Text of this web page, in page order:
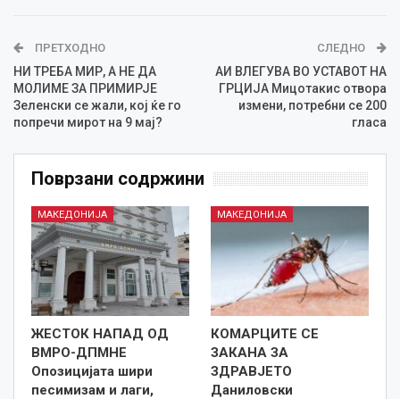
ПРЕТХОДНО
НИ ТРЕБА МИР, А НЕ ДА
МОЛИМЕ ЗА ПРИМИРЈЕ
Зеленски се жали, кој ќе го
попречи мирот на 9 мај?
СЛЕДНО
АИ ВЛЕГУВА ВО УСТАВОТ НА
ГРЦИЈА Мицотакис отвора
измени, потребни се 200
гласа
Поврзани содржини
МАКЕДОНИЈА
ЖЕСТОК НАПАД ОД
ВМРО-ДПМНЕ
Опозицијата шири
песимизам и лаги,
МАКЕДОНИЈА
КОМАРЦИТЕ СЕ
ЗАКАНА ЗА
ЗДРАВЈЕТО
Даниловски